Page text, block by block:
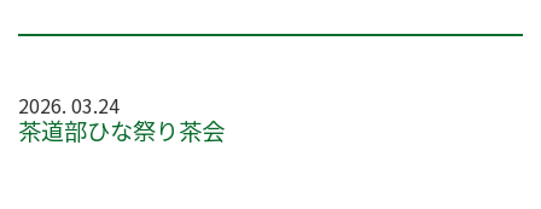
2026. 03.24
茶道部ひな祭り茶会